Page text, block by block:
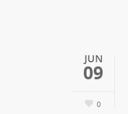
JUN
09
0